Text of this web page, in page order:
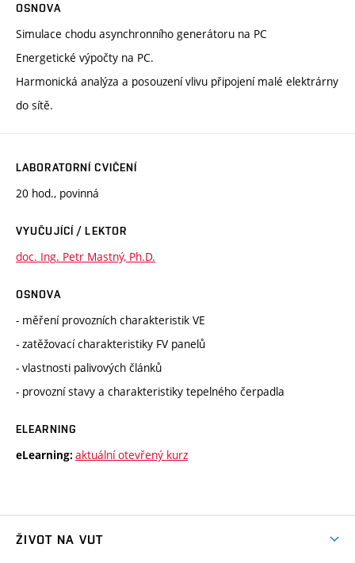
OSNOVA
Simulace chodu asynchronního generátoru na PC
Energetické výpočty na PC.
Harmonická analýza a posouzení vlivu připojení malé elektrárny
do sítě.
LABORATORNÍ CVIČENÍ
20 hod., povinná
VYUČUJÍCÍ / LEKTOR
doc. Ing. Petr Mastný, Ph.D.
OSNOVA
- měření provozních charakteristik VE
- zatěžovací charakteristiky FV panelů
- vlastnosti palivových článků
- provozní stavy a charakteristiky tepelného čerpadla
ELEARNING
eLearning: aktuální otevřený kurz
ŽIVOT NA VUT